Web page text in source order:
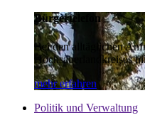
Bürgertelefon
Bei den alltäglichen
Hochsauerlandkreises
mehr erfahren
Politik und Verwaltung